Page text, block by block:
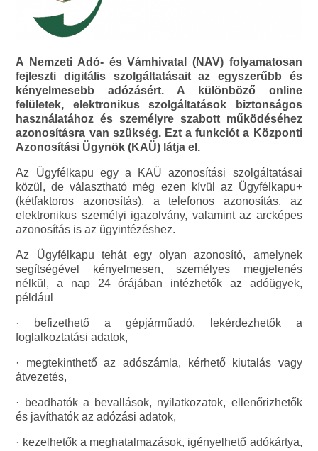
A Nemzeti Adó- és Vámhivatal (NAV) folyamatosan
fejleszti digitális szolgáltatásait az egyszerűbb és
kényelmesebb adózásért. A különböző online
felületek, elektronikus szolgáltatások biztonságos
használatához és személyre szabott működéséhez
azonosításra van szükség. Ezt a funkciót a Központi
Azonosítási Ügynök (KAÜ) látja el.
Az Ügyfélkapu egy a KAÜ azonosítási szolgáltatásai
közül, de választható még ezen kívül az Ügyfélkapu+
(kétfaktoros azonosítás), a telefonos azonosítás, az
elektronikus személyi igazolvány, valamint az arcképes
azonosítás is az ügyintézéshez.
Az Ügyfélkapu tehát egy olyan azonosító, amelynek
segítségével kényelmesen, személyes megjelenés
nélkül, a nap 24 órájában intézhetők az adóügyek,
például
· befizethető a gépjárműadó, lekérdezhetők a
foglalkoztatási adatok,
· megtekinthető az adószámla, kérhető kiutalás vagy
átvezetés,
· beadhatók a bevallások, nyilatkozatok, ellenőrizhetők
és javíthatók az adózási adatok,
· kezelhetők a meghatalmazások, igényelhető adókártya,